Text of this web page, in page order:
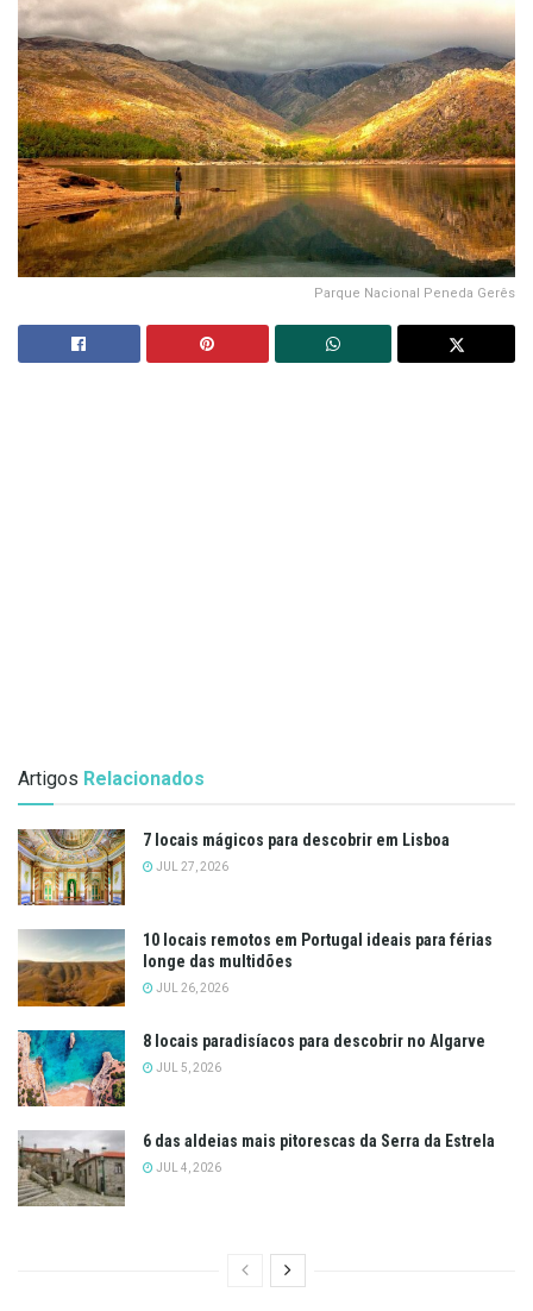
Parque Nacional Peneda Gerês
Artigos Relacionados
7 locais mágicos para descobrir em Lisboa
JUL 27, 2026
10 locais remotos em Portugal ideais para férias
longe das multidões
JUL 26, 2026
8 locais paradisíacos para descobrir no Algarve
JUL 5, 2026
6 das aldeias mais pitorescas da Serra da Estrela
JUL 4, 2026